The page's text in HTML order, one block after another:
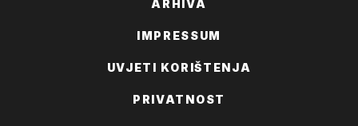
ARHIVA
IMPRESSUM
UVJETI KORIŠTENJA
PRIVATNOST